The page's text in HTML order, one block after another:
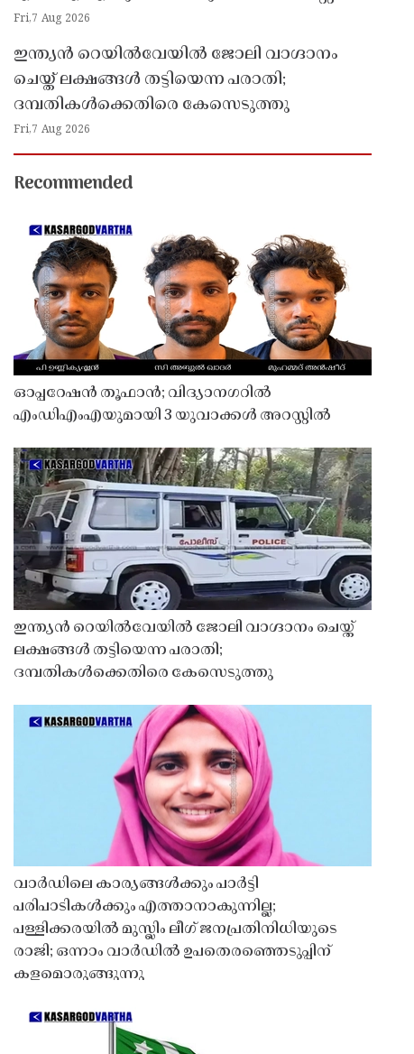
Fri,7 Aug 2026
ഇന്ത്യൻ റെയിൽവേയിൽ ജോലി വാഗ്ദാനം
ചെയ്ത് ലക്ഷങ്ങൾ തട്ടിയെന്ന പരാതി;
ദമ്പതികൾക്കെതിരെ കേസെടുത്തു
Fri,7 Aug 2026
Recommended
ഓപ്പറേഷൻ തൂഫാൻ; വിദ്യാനഗറിൽ
എംഡിഎംഎയുമായി 3 യുവാക്കൾ അറസ്റ്റിൽ
ഇന്ത്യൻ റെയിൽവേയിൽ ജോലി വാഗ്ദാനം ചെയ്ത്
ലക്ഷങ്ങൾ തട്ടിയെന്ന പരാതി;
ദമ്പതികൾക്കെതിരെ കേസെടുത്തു
വാർഡിലെ കാര്യങ്ങൾക്കും പാർട്ടി
പരിപാടികൾക്കും എത്താനാകുന്നില്ല;
പള്ളിക്കരയിൽ മുസ്ലിം ലീഗ് ജനപ്രതിനിധിയുടെ
രാജി; ഒന്നാം വാർഡിൽ ഉപതെരഞ്ഞെടുപ്പിന്
കളമൊരുങ്ങുന്നു